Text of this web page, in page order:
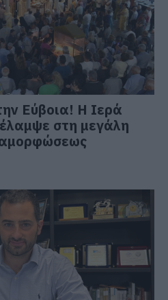
Εύβοια! Η Ιερά
στη μεγάλη